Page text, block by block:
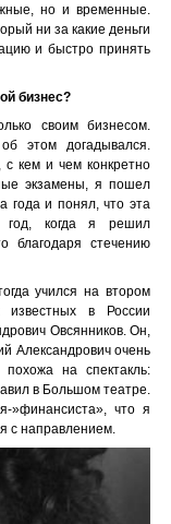
но и временные.
ни за какие деньги
и быстро принять
бизнес?
своим бизнесом.
этом догадывался.
с кем и чем конкретно
экзамены, я пошел
года и понял, что эта
когда я решил
благодаря стечению
учился на втором
в России
Овсянников. Он,
Александрович очень
на спектакль:
в Большом театре.
»финансиста», что я
с направлением.